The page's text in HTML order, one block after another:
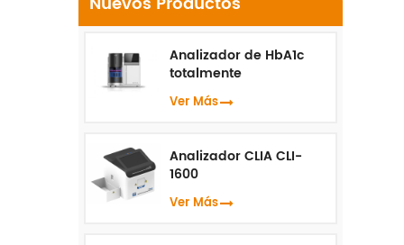
Analizador de HbA1c
totalmente
automatizado HLC-100
Ver Más
Analizador CLIA CLI-
1600
Ver Más